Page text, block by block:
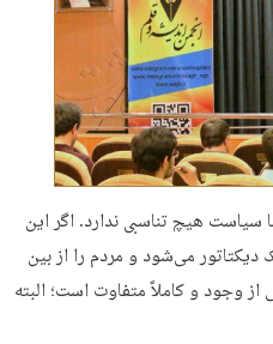
سیاست هیچ تناسبی ندارد. اگر این
می‌شود و مردم را از بین
وجود و کاملاً متفاوت است؛ البته